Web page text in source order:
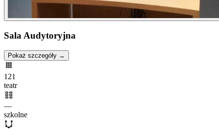
Sala Audytoryjna
Pokaż szczegóły →
121
teatr
—
szkolne